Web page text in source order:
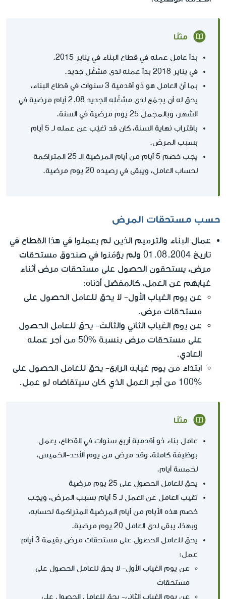
مثلًا
بدأ عامل عمله في قطاع البناء في يناير 2015.
في يناير 2018 بدأ عمله لدى مشغّل جديد.
بما أنّ العامل هو ذو أقدمية 3 سنوات في قطاع البناء،
يحق له أن يجمّع لدى مشغّله الجديد 2.08 أيام مرضية في
الشهر، وبالمجمل 25 يوم مرضية في السنة.
باقتراب نهاية السنة، كان قد تغيّب عن عمله لـ 5 أيام
بسبب المرض.
يجب خصم 5 أيام من أيام المرضية الـ 25 المتراكمة
لحساب العامل، ويبقى في رصيده 20 يوم مرضية.
حسب مستحقات المرض
عمال البناء والترميم الذين لم يعملوا في هذا القطاع في
تاريخ 01.08.2004 ولم يؤمّنوا في صندوق مستحقات
مرض، يستحقون الحصول على مستحقات مرض أثناء
غيابهم عن العمل، كالمفصّل أدناه:
عن يوم الغياب الأول- لا يحق للعامل الحصول على
مستحقات مرض.
عن يوم الغياب الثاني والثالث- يحق للعامل الحصول
على مستحقات مرض بنسبة %50 من أجر عمله
العادي.
ابتداءً من يوم غيابه الرابع- يحق للعامل الحصول على
%100 من أجر العمل الذي كان سيتقاضاه لو عمل.
مثلًا
عامل بناء ذو أقدمية أربع سنوات في القطاع، يعمل
بوظيفة كاملة، وقد مرض من يوم الأحد-الخميس،
لخمسة أيام.
يحق للعامل الحصول على 25 يوم مرضية
تغيب العامل عن العمل لـ 5 أيام بسبب المرض، ويجب
خصم هذه الأيام من أيام المرضية المتراكمة لحسابه،
وبهذا، يبقى لدى العامل 20 يوم مرضية.
يحق للعامل الحصول على مستحقات مرض بقيمة 3 أيام
عمل:
عن يوم الغياب الأول- لا يحق للعامل الحصول على
مستحقات
عن يوم الغياب الثاني- يحق للعامل الحصول على